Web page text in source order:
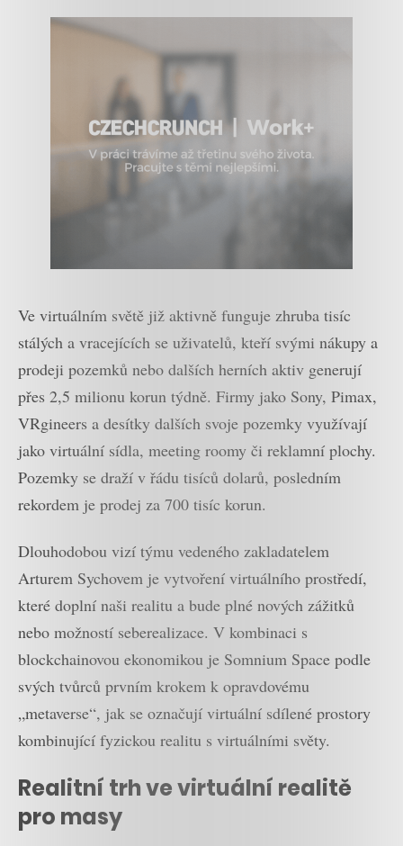
Ve virtuálním světě již aktivně funguje zhruba tisíc
stálých a vracejících se uživatelů, kteří svými nákupy a
prodeji pozemků nebo dalších herních aktiv generují
přes 2,5 milionu korun týdně. Firmy jako Sony, Pimax,
VRgineers a desítky dalších svoje pozemky využívají
jako virtuální sídla, meeting roomy či reklamní plochy.
Pozemky se draží v řádu tisíců dolarů, posledním
rekordem je prodej za 700 tisíc korun.
Dlouhodobou vizí týmu vedeného zakladatelem
Arturem Sychovem je vytvoření virtuálního prostředí,
které doplní naši realitu a bude plné nových zážitků
nebo možností seberealizace. V kombinaci s
blockchainovou ekonomikou je Somnium Space podle
svých tvůrců prvním krokem k opravdovému
„metaverse“, jak se označují virtuální sdílené prostory
kombinující fyzickou realitu s virtuálními světy.
Realitní trh ve virtuální realitě
pro masy